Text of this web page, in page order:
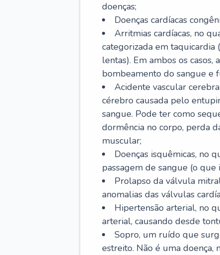
doenças;
Doenças cardíacas
Arritmias cardíacas, no
categorizada em taquicardia
lentas). Em ambos os
bombeamento do sangue e
Acidente vascular
cérebro causada pelo
sangue. Pode ter como
dormência no corpo, perda
muscular;
Doenças isquêmicas, no
passagem de sangue (o
Prolapso da válvula
anomalias das válvulas
Hipertensão arterial, no
arterial, causando desde
Sopro, um ruído que
estreito. Não é uma doença,